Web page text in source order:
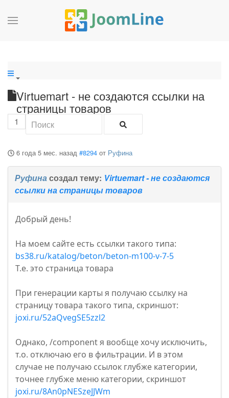
Virtuemart - не создаются ссылки на
страницы товаров
1
6 года 5 мес. назад #8294 от Руфина
Руфинасоздал тему: Virtuemart - не создаются
ссылки на страницы товаров
Добрый день!
На моем сайте есть ссылки такого типа:
bs38.ru/katalog/beton/beton-m100-v-7-5
Т.е. это страница товара
При генерации карты я получаю ссылку на
страницу товара такого типа, скриншот:
joxi.ru/52aQvegSE5zzl2
Однако, /component я вообще хочу исключить,
т.о. отключаю его в фильтрации. И в этом
случае не получаю ссылок глубже категории,
точнее глубже меню категории, скриншот
joxi.ru/8An0pNESzeJJWm